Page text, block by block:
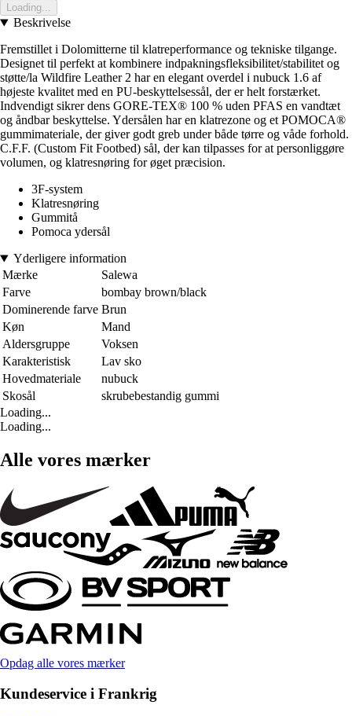
Loading...
Beskrivelse
Fremstillet i Dolomitterne til klatreperformance og tekniske tilgange.
Designet til perfekt at kombinere indpakningsfleksibilitet/stabilitet og
støtte/la Wildfire Leather 2 har en elegant overdel i nubuck 1.6 af
højeste kvalitet med en PU-beskyttelsessål, der er helt forstærket.
Indvendigt sikrer dens GORE-TEX® 100 % uden PFAS en vandtæt
og åndbar beskyttelse. Ydersålen har en klatrezone og et POMOCA®
gummimateriale, der giver godt greb under både tørre og våde forhold.
C.F.F. (Custom Fit Footbed) sål, der kan tilpasses for at personliggøre
volumen, og klatresnøring for øget præcision.
3F-system
Klatresnøring
Gummitå
Pomoca ydersål
Yderligere information
Mærke
Salewa
Farve
bombay brown/black
Dominerende farve Brun
Køn
Mand
Aldersgruppe
Voksen
Karakteristisk
Lav sko
Hovedmateriale
nubuck
Skosål
skrubebestandig gummi
Loading...
Loading...
Alle vores mærker
Opdag alle vores mærker
Kundeservice i Frankrig